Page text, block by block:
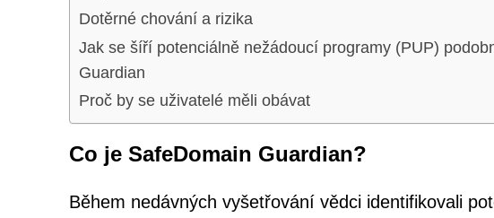
Dotěrné chování a rizika
Jak se šíří potenciálně nežádoucí programy (PUP)
Guardian
Proč by se uživatelé měli obávat
Co je SafeDomain Guardian?
Během nedávných vyšetřování vědci identifikovali